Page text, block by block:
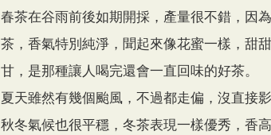
春茶在谷雨前後如期開採，產量很不錯，因
茶，香氣特別純淨，聞起來像花蜜一樣，甜
甘，是那種讓人喝完還會一直回味的好茶。
夏天雖然有幾個颱風，不過都走偏，沒直接
秋冬氣候也很平穩，冬茶表現一樣優秀，香